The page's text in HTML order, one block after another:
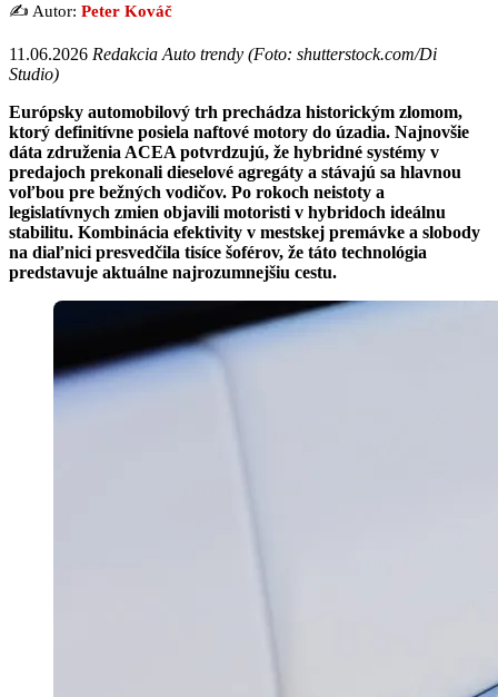
✍️ Autor: Peter Kováč
11.06.2026 Redakcia Auto trendy (Foto: shutterstock.com/Di
Studio)
Európsky automobilový trh prechádza historickým zlomom,
ktorý definitívne posiela naftové motory do úzadia. Najnovšie
dáta združenia ACEA potvrdzujú, že hybridné systémy v
predajoch prekonali dieselové agregáty a stávajú sa hlavnou
voľbou pre bežných vodičov. Po rokoch neistoty a
legislatívnych zmien objavili motoristi v hybridoch ideálnu
stabilitu. Kombinácia efektivity v mestskej premávke a slobody
na diaľnici presvedčila tisíce šoférov, že táto technológia
predstavuje aktuálne najrozumnejšiu cestu.